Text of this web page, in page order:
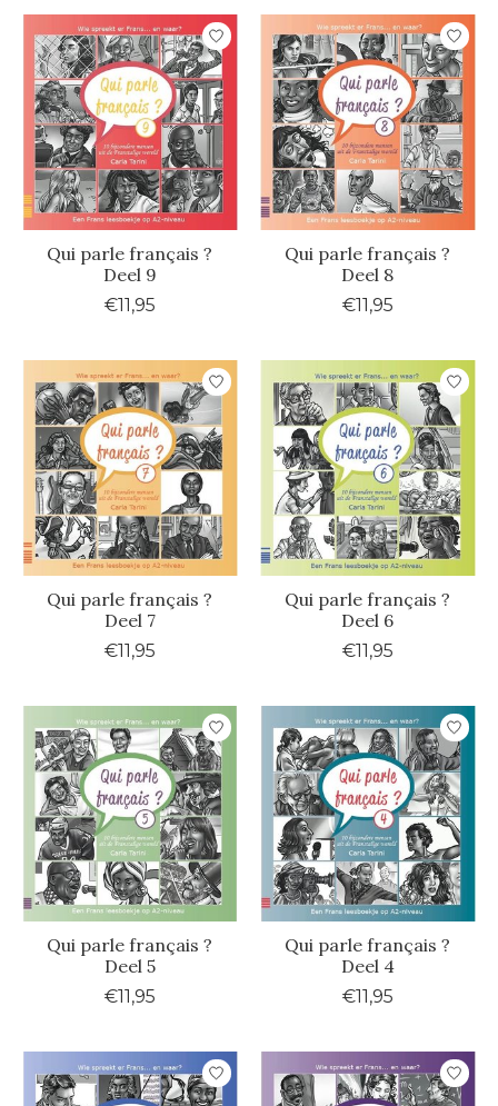
Qui parle français ?
Deel 9
€11,95
Qui parle français ?
Deel 8
€11,95
Qui parle français ?
Deel 7
€11,95
Qui parle français ?
Deel 6
€11,95
Qui parle français ?
Deel 5
€11,95
Qui parle français ?
Deel 4
€11,95